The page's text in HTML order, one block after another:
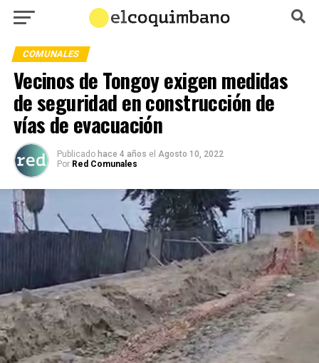
COMUNALES
Vecinos de Tongoy exigen medidas
de seguridad en construcción de
vías de evacuación
Publicado hace 4 años el Agosto 10, 2022
Por Red Comunales